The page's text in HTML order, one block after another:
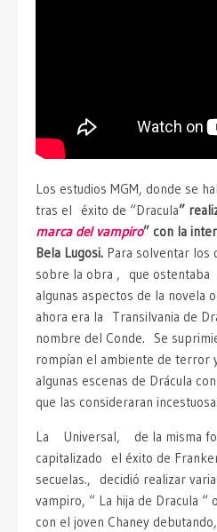
Los estudios MGM, donde se
tras el éxito de “Dracula”
marca del vampiro” con la
Bela Lugosi. Para solventar los
sobre la obra , que
algunas aspectos de la novela
ahora era la Transilvania de
nombre del Conde. Se
rompían el ambiente de terror
algunas escenas de Drácula
que las consideraran
La Universal, de la misma
capitalizado el éxito de
secuelas., decidió realizar
vampiro, “ La hija de Dracula “
con el joven Chaney